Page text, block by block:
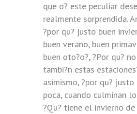
que o? este peculiar
realmente sorprendida.
?por qu? justo buen
buen verano, buen
buen oto?o?, ?Por qu?
tambi?n estas
asimismo, ?por qu? justo
poca, cuando culminan
?Qu? tiene el invierno